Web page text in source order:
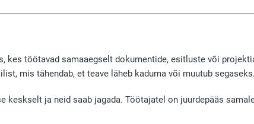
kes töötavad samaaegselt dokumentide, esitluste või
mis tähendab, et teave läheb kaduma või muutub segaseks.
keskselt ja neid saab jagada. Töötajatel on juurdepääs